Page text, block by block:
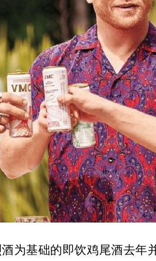
酒为基础的即饮鸡尾酒去年